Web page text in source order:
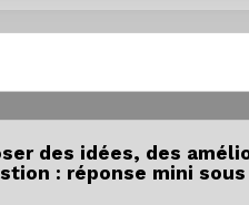
des idées, des
: réponse mini